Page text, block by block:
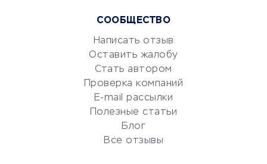
Маркетинг и продажи
Репетиторство
Красота и здоровье
Сервисы по поиску работы
Сетевой маркетинг
УСЛУГИ ДЛЯ БИЗНЕСА
СООБЩЕСТВО
Написать отзыв
Оставить жалобу
Стать автором
Проверка компаний
E-mail рассылки
Полезные статьи
Блог
Все отзывы